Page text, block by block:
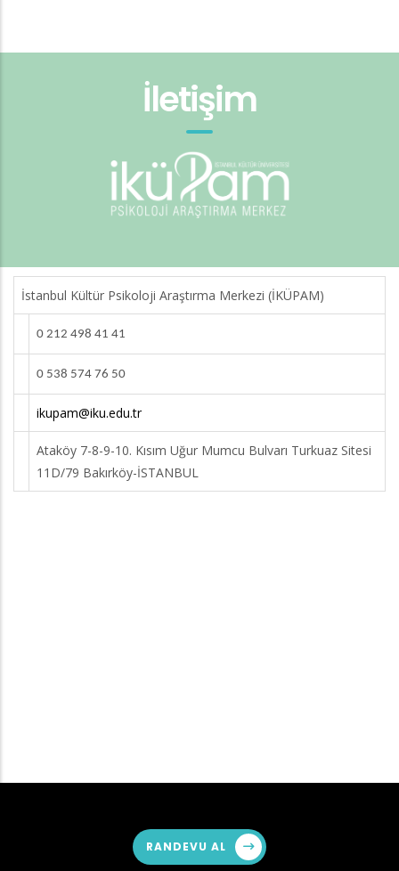
İletişim
İstanbul Kültür Psikoloji Araştırma Merkezi (İKÜPAM)
0 212 498 41 41
0 538 574 76 50
ikupam@iku.edu.tr
Ataköy 7-8-9-10. Kısım Uğur Mumcu Bulvarı Turkuaz Sitesi
11D/79 Bakırköy-İSTANBUL
RANDEVU AL